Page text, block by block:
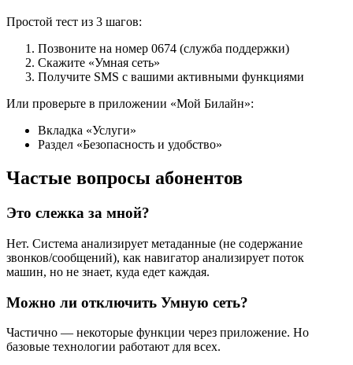
Простой тест из 3 шагов:
Позвоните на номер 0674 (служба поддержки)
Скажите «Умная сеть»
Получите SMS с вашими активными функциями
Или проверьте в приложении «Мой Билайн»:
Вкладка «Услуги»
Раздел «Безопасность и удобство»
Частые вопросы абонентов
Это слежка за мной?
Нет. Система анализирует метаданные (не содержание
звонков/сообщений), как навигатор анализирует поток
машин, но не знает, куда едет каждая.
Можно ли отключить Умную сеть?
Частично — некоторые функции через приложение. Но
базовые технологии работают для всех.